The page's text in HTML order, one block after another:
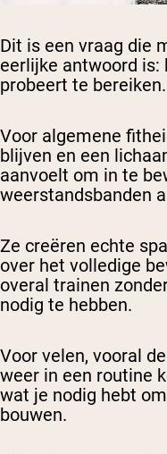
Dit is een vraag die
eerlijke antwoord
probeert te bereiken.
Voor algemene
blijven en een
aanvoelt om in te
weerstandsbanden
Ze creëren echte
over het volledige
overal trainen
nodig te hebben.
Voor velen, vooral
weer in een routine
wat je nodig hebt
bouwen.